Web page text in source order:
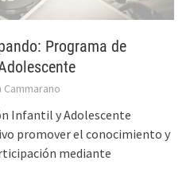
Programa de
Cammarano
Infantil y Adolescente
promover el conocimiento y
mediante